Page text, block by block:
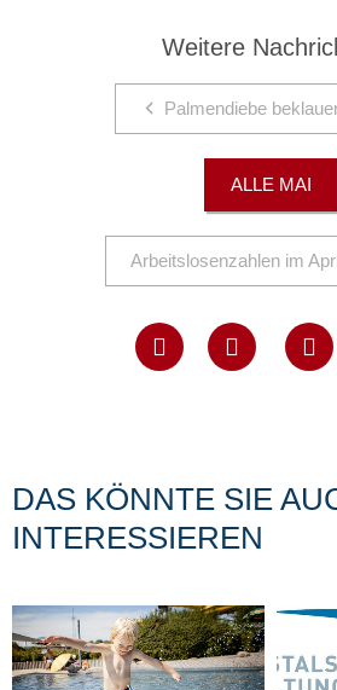
Weitere
Palmendiebe
ALLE MAI
Arbeitslosenzahlen im
DAS KÖNNTE SIE
INTERESSIEREN